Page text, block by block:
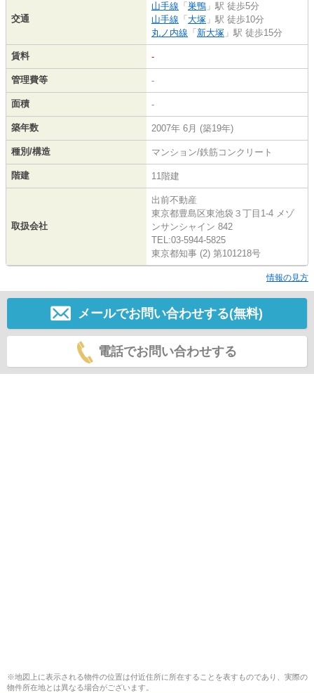
交通
山手線 「 巣鴨 」駅 徒歩5分
山手線 「 大塚 」駅 徒歩10分
丸ノ内線 「 新大塚 」駅 徒歩15分
賃料 -
管理費等 -
面積 -
築年数 2007年 6月 (築19年)
種別/構造 マンション/鉄筋コンクリート
階建 11階建
取扱会社
出前不動産
東京都豊島区東池袋３丁目1-4 メゾ
ンサンシャイン 842
TEL:03-5944-5825
東京都知事 (2) 第101218号
情報の見方
メールでお問い合わせする(無料)
電話でお問い合わせする
※地図上に表示される物件の位置は付近住所に所在することを表すものであり、実際の
物件所在地とは異なる場合がございます。